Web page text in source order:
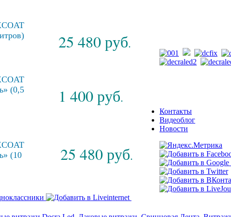
25 480 руб.
(0,5
1 400 руб.
(10
25 480 руб.
Контакты
Видеоблог
Новости